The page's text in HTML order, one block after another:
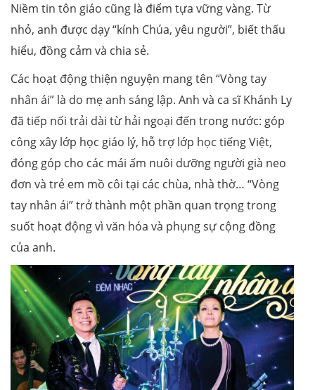
Niềm tin tôn giáo cũng là điểm tựa vững vàng. Từ
nhỏ, anh được dạy “kính Chúa, yêu người”, biết thấu
hiểu, đồng cảm và chia sẻ.
Các hoạt động thiện nguyện mang tên “Vòng tay
nhân ái” là do mẹ anh sáng lập. Anh và ca sĩ Khánh Ly
đã tiếp nối trải dài từ hải ngoại đến trong nước: góp
công xây lớp học giáo lý, hỗ trợ lớp học tiếng Việt,
đóng góp cho các mái ấm nuôi dưỡng người già neo
đơn và trẻ em mồ côi tại các chùa, nhà thờ… “Vòng
tay nhân ái” trở thành một phần quan trọng trong
suốt hoạt động vì văn hóa và phụng sự cộng đồng
của anh.